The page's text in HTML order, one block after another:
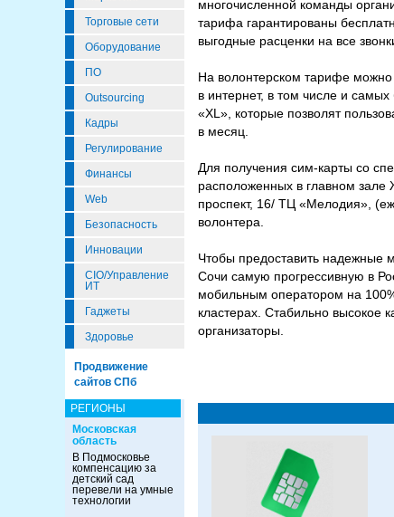
Торговые сети
Оборудование
ПО
Outsourcing
Кадры
Регулирование
Финансы
Web
Безопасность
Инновации
CIO/Управление
ИТ
Гаджеты
Здоровье
Продвижение
сайтов СПб
РЕГИОНЫ
Московская
область
В Подмосковье
компенсацию за
детский сад
перевели на умные
технологии
многочисленной команды
тарифа гарантированы
выгодные расценки на все
На волонтерском тарифе можно
в интернет, в том числе и
«XL», которые позволят
в месяц.
Для получения сим-карты со
расположенных в главном
проспект, 16/ ТЦ «Мелодия»,
волонтера.
Чтобы предоставить надежные
Сочи самую прогрессивную в
мобильным оператором на
кластерах. Стабильно высокое
организаторы.